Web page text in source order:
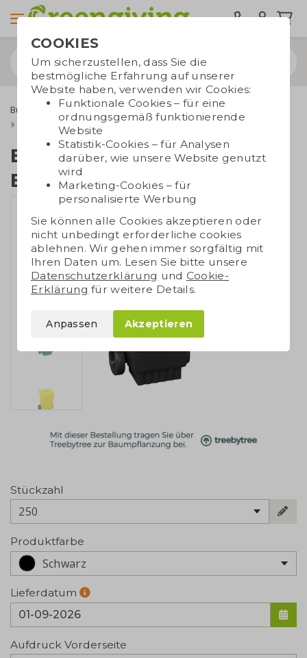
Bürobedarf
Umweltfreundlicher Bürobedarf
Behälter-Bleistiftspitzer
Behälter-
Bleistiftspitzer
Stückzahl
250
Produktfarbe
Schwarz
Lieferdatum
Aufdruck Vorderseite
COOKIES
Um sicherzustellen, dass Sie die
bestmögliche Erfahrung auf unserer
Website haben, verwenden wir Cookies:
Funktionale Cookies – für eine
ordnungsgemäß funktionierende
Website
Statistik-Cookies – für Analysen
darüber, wie unsere Website genutzt
wird
Marketing-Cookies – für
personalisierte Werbung
Sie können alle Cookies akzeptieren oder
nicht unbedingt erforderliche cookies
ablehnen. Wir gehen immer sorgfältig mit
Ihren Daten um. Lesen Sie bitte unsere
Datenschutzerklärung und Cookie-
Erklärung für weitere Details.
Anpassen Akzeptieren